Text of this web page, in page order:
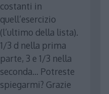
costanti in
quell’esercizio
(l’ultimo della lista).
1/3 d nella prima
parte, 3 e 1/3 nella
seconda… Potreste
spiegarmi? Grazie